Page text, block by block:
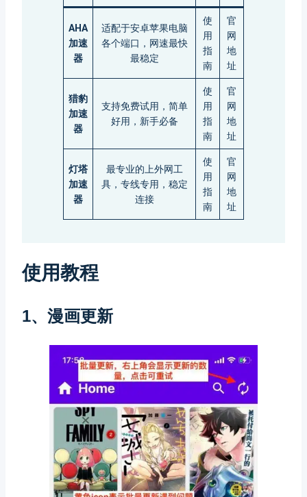
AHA
加速
器
适配于安卓苹果电脑
各个端口，网速最快
最稳定
使
用
指
南
官
网
地
址
猎豹
加速
器
支持免费试用，简单
好用，新手必备
使
用
指
南
官
网
地
址
灯塔
加速
器
最专业的上外网工
具，专线专用，稳定
连接
使
用
指
南
官
网
地
址
使用教程
1、漫画更新